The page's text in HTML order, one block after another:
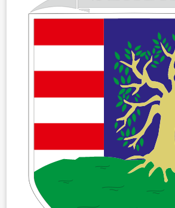
ÜGYINTÉZÉS
KÖZÖSSÉG
HÍREK
VÁLASZTÁSOK